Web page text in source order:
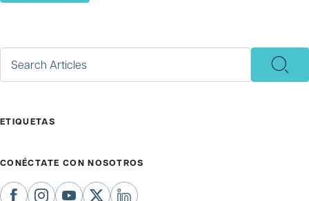
ETIQUETAS
CONÉCTATE CON NOSOTROS